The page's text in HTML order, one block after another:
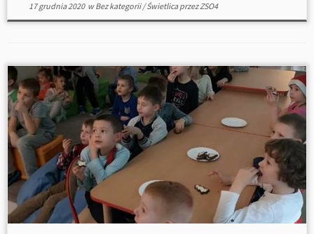
17 grudnia 2020wBez kategorii/ŚwietlicaprzezZSO4